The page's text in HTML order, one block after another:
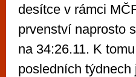
desítce v rámci
prvenství naprosto
na 34:26.11. K
posledních